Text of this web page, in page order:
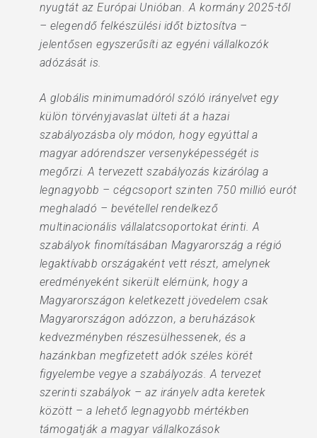
nyugtát az Európai Unióban. A kormány 2025-től
– elegendő felkészülési időt biztosítva –
jelentősen egyszerűsíti az egyéni vállalkozók
adózását is.
A globális minimumadóról szóló irányelvet egy
külön törvényjavaslat ülteti át a hazai
szabályozásba oly módon, hogy egyúttal a
magyar adórendszer versenyképességét is
megőrzi. A tervezett szabályozás kizárólag a
legnagyobb – cégcsoport szinten 750 millió eurót
meghaladó – bevétellel rendelkező
multinacionális vállalatcsoportokat érinti. A
szabályok finomításában Magyarország a régió
legaktívabb országaként vett részt, amelynek
eredményeként sikerült elérnünk, hogy a
Magyarországon keletkezett jövedelem csak
Magyarországon adózzon, a beruházások
kedvezményben részesülhessenek, és a
hazánkban megfizetett adók széles körét
figyelembe vegye a szabályozás. A tervezet
szerinti szabályok – az irányelv adta keretek
között – a lehető legnagyobb mértékben
támogatják a magyar vállalkozások